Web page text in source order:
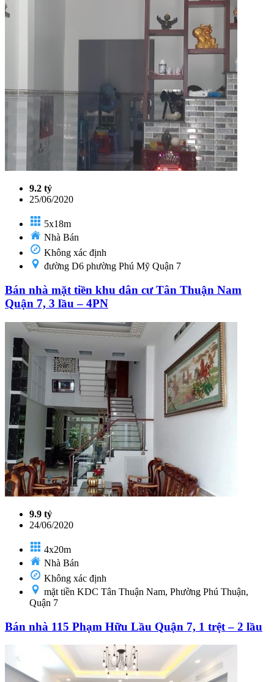
9.2 tỷ
25/06/2020
5x18m
Nhà Bán
Không xác định
đường D6 phường Phú Mỹ Quận 7
Bán nhà mặt tiền khu dân cư Tân Thuận Nam
Quận 7, 3 lầu – 4PN
9.9 tỷ
24/06/2020
4x20m
Nhà Bán
Không xác định
mặt tiền KDC Tân Thuận Nam, Phường Phú Thuận,
Quận 7
Bán nhà 115 Phạm Hữu Lầu Quận 7, 1 trệt – 2 lầu